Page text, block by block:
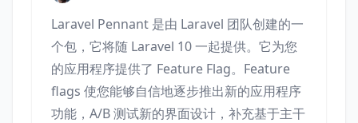
Laravel Pennant 是由 Laravel 团队创建的一
个包，它将随 Laravel 10 一起提供。它为您
的应用程序提供了 Feature Flag。Feature
flags 使您能够自信地逐步推出新的应用程序
功能，A/B 测试新的界面设计，补充基于主干